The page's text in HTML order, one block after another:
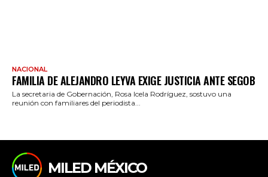
NACIONAL
FAMILIA DE ALEJANDRO LEYVA EXIGE JUSTICIA ANTE SEGOB
La secretaria de Gobernación, Rosa Icela Rodríguez, sostuvo una
reunión con familiares del periodista...
MILED MÉXICO